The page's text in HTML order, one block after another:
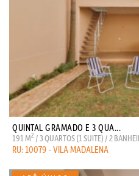
QUINTAL GRAMADO E 3 QUA...
191 M2 / 3 QUARTOS (1 SUITE) / 2
RU: 10079 - VILA MADALENA